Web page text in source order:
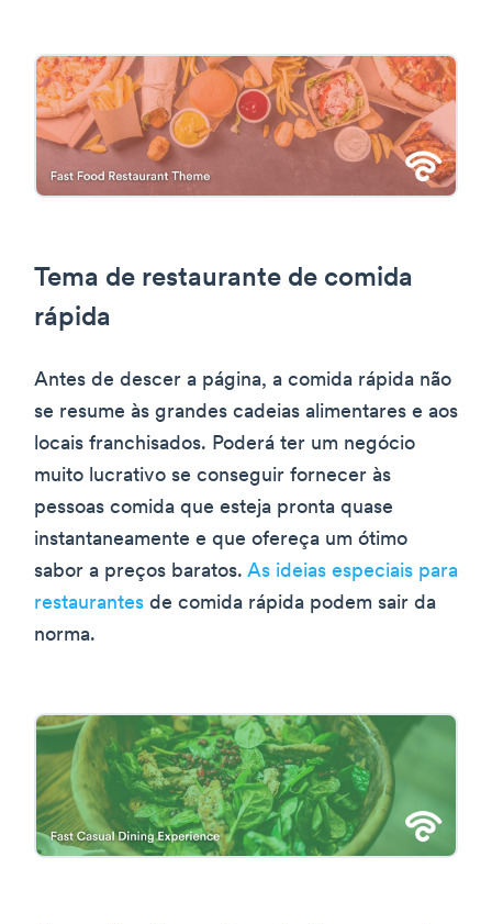
Tema de restaurante de comida
rápida
Antes de descer a página, a comida rápida não
se resume às grandes cadeias alimentares e aos
locais franchisados. Poderá ter um negócio
muito lucrativo se conseguir fornecer às
pessoas comida que esteja pronta quase
instantaneamente e que ofereça um ótimo
sabor a preços baratos. As ideias especiais para
restaurantes de comida rápida podem sair da
norma.